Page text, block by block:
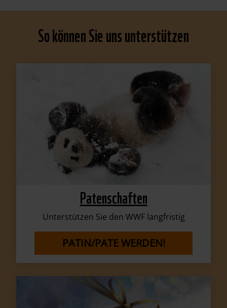
So können Sie uns unterstützen
Patenschaften
Unterstützen Sie den WWF langfristig
PATIN/PATE WERDEN!